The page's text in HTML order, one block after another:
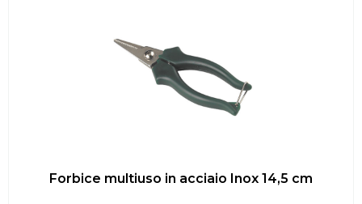
Forbice multiuso in acciaio Inox 14,5 cm